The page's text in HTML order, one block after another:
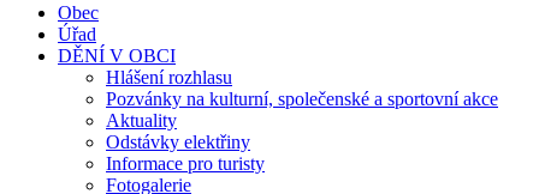
Obec
Úřad
DĚNÍ V OBCI
Hlášení rozhlasu
Pozvánky na kulturní, společenské a sportovní akce
Aktuality
Odstávky elektřiny
Informace pro turisty
Fotogalerie